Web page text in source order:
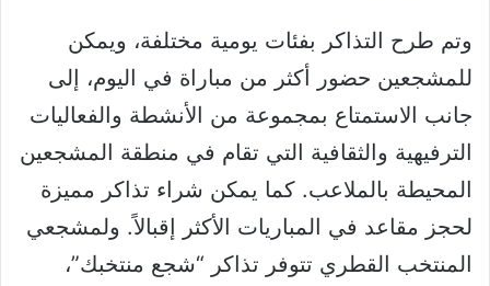
وتم طرح التذاكر بفئات يومية مختلفة، ويمكن
للمشجعين حضور أكثر من مباراة في اليوم، إلى
جانب الاستمتاع بمجموعة من الأنشطة والفعاليات
الترفيهية والثقافية التي تقام في منطقة المشجعين
المحيطة بالملاعب. كما يمكن شراء تذاكر مميزة
لحجز مقاعد في المباريات الأكثر إقبالاً. ولمشجعي
المنتخب القطري تتوفر تذاكر “شجع منتخبك”،